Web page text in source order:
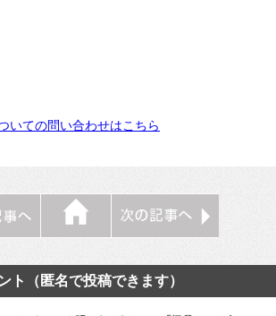
いての問い合わせはこちら
ト（匿名で投稿できます）